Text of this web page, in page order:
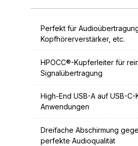
Perfekt für
Kopfhörerverstärker, etc.
HPOCC®-Kupferleiter für
Signalübertragung
High-End USB-A auf USB-
Anwendungen
Dreifache Abschirmung
perfekte Audioqualität